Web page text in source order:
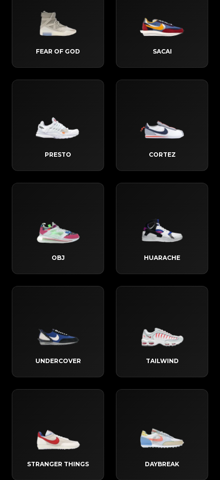
FEAR OF GOD SACAI
PRESTO CORTEZ
OBJ HUARACHE
UNDERCOVER TAILWIND
STRANGER THINGS DAYBREAK